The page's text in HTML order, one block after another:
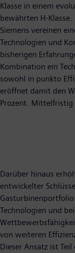
Klasse in einem
bewährten H-
Siemens vereinen
Technologien und
bisherigen
Kombination ein
sowohl in punkto
eröffnet damit den
Prozent. Mittelfristig
Darüber hinaus
entwickelter
Gasturbinenportfolio
Technologien und
von weiteren
Dieser Ansatz ist